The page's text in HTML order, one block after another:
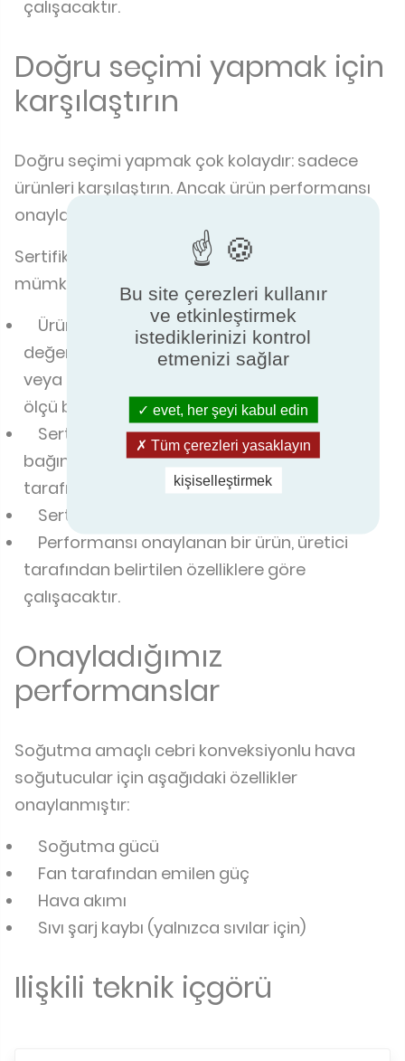
çalışacaktır.
Doğru seçimi yapmak için
karşılaştırın
Doğru seçimi yapmak çok kolaydır: sadece
ürünleri karşılaştırın. Ancak ürün performansı
onaylanmadığında bu imkansız hale gelir.
Sertifikasyon, nesnel olarak karşılaştırmayı
mümkün kılar.
Ürün performansı aynı kriterlere göre
değerlendirilir ve sonuçlar, ürünlerin üretildiği
veya pazarlandığı ülkeye bakılmaksızın aynı
ölçü birimi ile ifade edilir.
Sertifikalı bir ürünün performansı tarafsız,
bağımsız ve yetkin bir akredite kuruluş
tarafından doğrulanır.
Sertifikalı ürünler standartlara uygundur.
Performansı onaylanan bir ürün, üretici
tarafından belirtilen özelliklere göre
çalışacaktır.
Onayladığımız
performanslar
Soğutma amaçlı cebri konveksiyonlu hava
soğutucular için aşağıdaki özellikler
onaylanmıştır:
Soğutma gücü
Fan tarafından emilen güç
Hava akımı
Sıvı şarj kaybı (yalnızca sıvılar için)
Ilişkili teknik içgörü
Bu site çerezleri kullanır
ve etkinleştirmek
istediklerinizi kontrol
etmenizi sağlar
evet, her şeyi kabul edin
Tüm çerezleri yasaklayın
kişiselleştirmek